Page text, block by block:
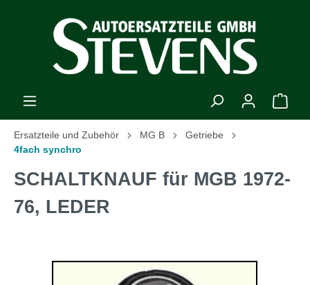
Ersatzteile und Zubehör MG B
Getriebe
4fach synchro
SCHALTKNAUF für MGB 1972-
76, LEDER